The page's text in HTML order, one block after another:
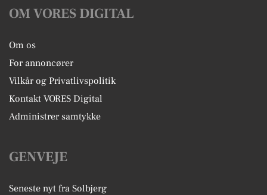
OM VORES DIGITAL
Om os
For annoncører
Vilkår og Privatlivspolitik
Kontakt VORES Digital
Administrer samtykke
GENVEJE
Seneste nyt fra Solbjerg